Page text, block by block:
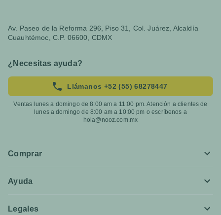
Av. Paseo de la Reforma 296, Piso 31, Col. Juárez, Alcaldía
Cuauhtémoc, C.P. 06600, CDMX
¿Necesitas ayuda?
Llámanos +52 (55) 68278447
Ventas lunes a domingo de 8:00 am a 11:00 pm. Atención a clientes de
lunes a domingo de 8:00 am a 10:00 pm o escríbenos a
hola@nooz.com.mx
Comprar
Ayuda
Legales